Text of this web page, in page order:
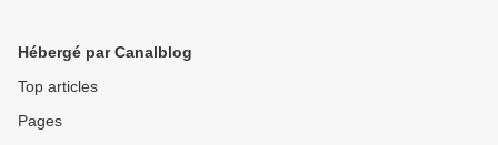
Hébergé par Canalblog
Top articles
Pages